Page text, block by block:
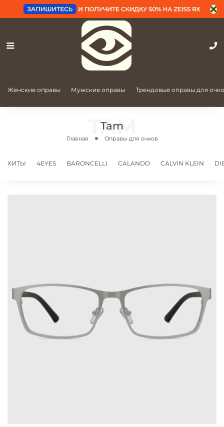
Женские оправы Мужские оправы Трендовые оправы для
Tam
Главная Оправы для очков
ХИТЫ 4EYES BARONCELLI CALANDO CALVIN KLEIN